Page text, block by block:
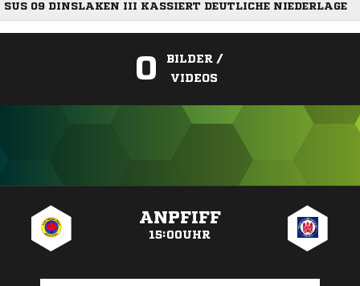
SUS 09 DINSLAKEN III KASSIERT DEUTLICHE NIEDERLAGE
0
BILDER /
VIDEOS
ANPFIFF
15:00UHR